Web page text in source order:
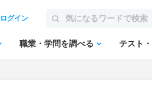
ログイン
職業・学問を調べる テスト